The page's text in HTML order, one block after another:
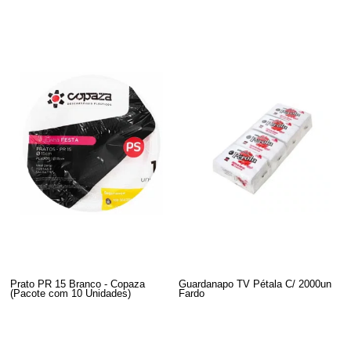
Prato PR 15 Branco - Copaza
(Pacote com 10 Unidades)
Guardanapo TV Pétala C/ 2000un
Fardo